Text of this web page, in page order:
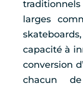
larges
capacité à
conversion
chacun